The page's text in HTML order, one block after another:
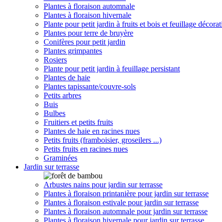
Plantes à floraison automnale
Plantes à floraison hivernale
Plante pour petit jardin à fruits et bois et feuillage
Plantes pour terre de bruyère
Conifères pour petit jardin
Plantes grimpantes
Rosiers
Plante pour petit jardin à feuillage persistant
Plantes de haie
Plantes tapissante/couvre-sols
Petits arbres
Buis
Bulbes
Fruitiers et petits fruits
Plantes de haie en racines nues
Petits fruits (framboisier, groseilers ...)
Petits fruits en racines nues
Graminées
Jardin sur terrasse
Arbustes nains pour jardin sur terrasse
Plantes à floraison printanière pour jardin sur terrasse
Plantes à floraison estivale pour jardin sur terrasse
Plantes à floraison automnale pour jardin sur terrasse
Plantes à floraison hivernale pour jardin sur terrasse